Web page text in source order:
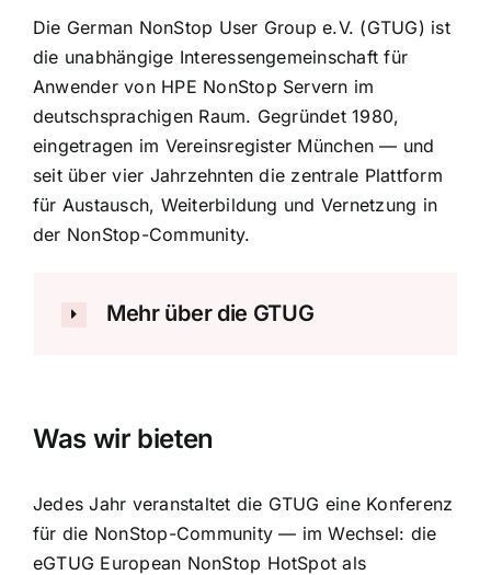
Die German NonStop User Group e.V. (GTUG) ist
die unabhängige Interessengemeinschaft für
Anwender von HPE NonStop Servern im
deutschsprachigen Raum. Gegründet 1980,
eingetragen im Vereinsregister München — und
seit über vier Jahrzehnten die zentrale Plattform
für Austausch, Weiterbildung und Vernetzung in
der NonStop-Community.
Mehr über die GTUG
Was wir bieten
Jedes Jahr veranstaltet die GTUG eine Konferenz
für die NonStop-Community — im Wechsel: die
eGTUG European NonStop HotSpot als